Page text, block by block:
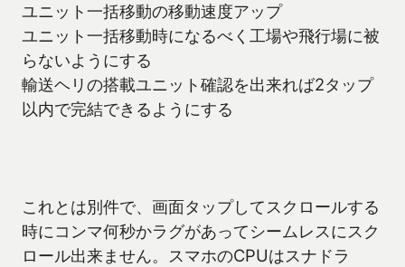
ユニット一括移動の移動速度アップ
ユニット一括移動時になるべく工場や飛行場に被
らないようにする
輸送ヘリの搭載ユニット確認を出来れば2タップ
以内で完結できるようにする
これとは別件で、画面タップしてスクロールする
時にコンマ何秒かラグがあってシームレスにスク
ロール出来ません。スマホのCPUはスナドラ